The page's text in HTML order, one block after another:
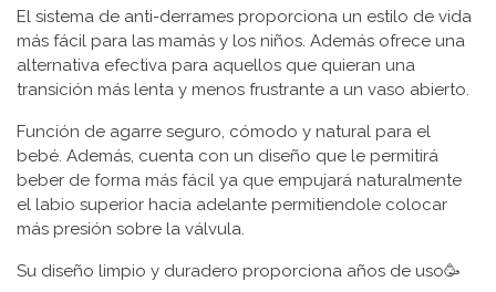
El sistema de anti-derrames proporciona un estilo de vida
más fácil para las mamás y los niños. Además ofrece una
alternativa efectiva para aquellos que quieran una
transición más lenta y menos frustrante a un vaso abierto.
Función de agarre seguro, cómodo y natural para el
bebé. Además, cuenta con un diseño que le permitirá
beber de forma más fácil ya que empujará naturalmente
el labio superior hacia adelante permitiendole colocar
más presión sobre la válvula.
Su diseño limpio y duradero proporciona años de uso🥳